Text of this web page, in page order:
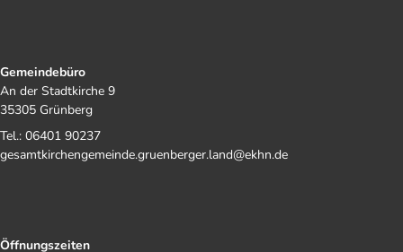
Gemeindebüro
An der Stadtkirche 9
35305 Grünberg
Tel.: 06401 90237
gesamtkirchengemeinde.gruenberger.land@ekhn.de
Öffnungszeiten